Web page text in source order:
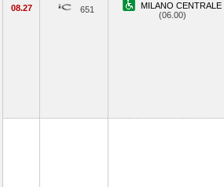
08.27 651
MILANO CENTRALE
(06.00)